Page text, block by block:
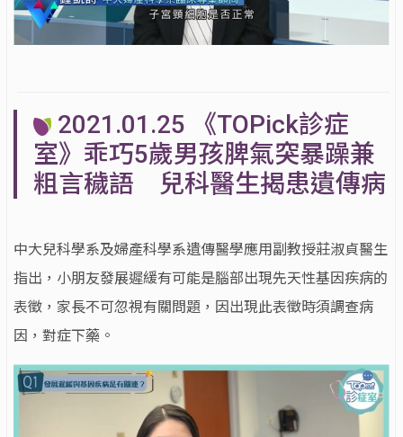
2021.01.25 《TOPick診症
室》乖巧5歲男孩脾氣突暴躁兼
粗言穢語 兒科醫生揭患遺傳病
中大兒科學系及婦產科學系遺傳醫學應用副教授莊淑貞醫生
指出，小朋友發展遲緩有可能是腦部出現先天性基因疾病的
表徵，家長不可忽視有關問題，因出現此表徵時須調查病
因，對症下藥。